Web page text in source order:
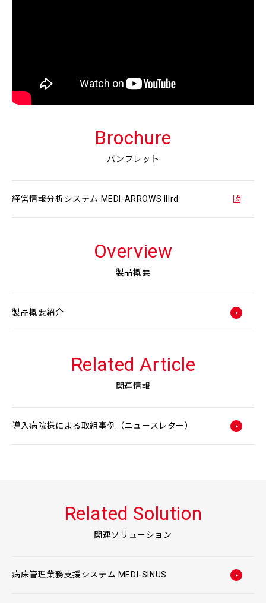
Brochure
パンフレット
経営情報分析システム MEDI-ARROWS IIIrd
Overview
製品概要
製品概要紹介
Related Article
関連情報
導入病院様による取組事例（ニュースレター）
Related Solution
関連ソリューション
病床管理業務支援システム MEDI-SINUS